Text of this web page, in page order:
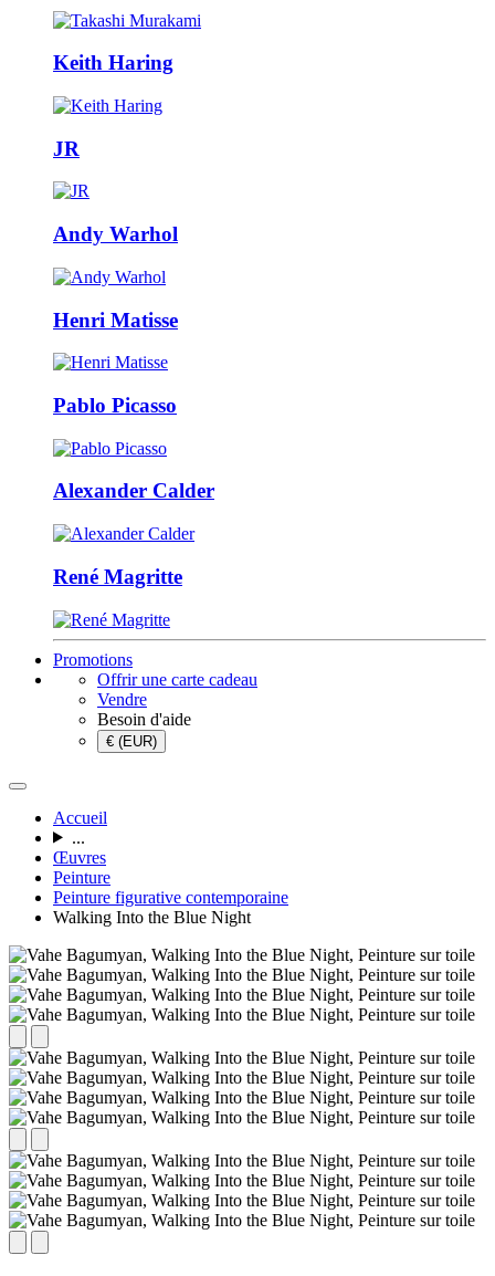
Keith Haring
JR
Andy Warhol
Henri Matisse
Pablo Picasso
Alexander Calder
René Magritte
Promotions
Offrir une carte cadeau
Vendre
Besoin d'aide
€ (EUR)
Accueil
...
Œuvres
Peinture
Peinture figurative contemporaine
Walking Into the Blue Night